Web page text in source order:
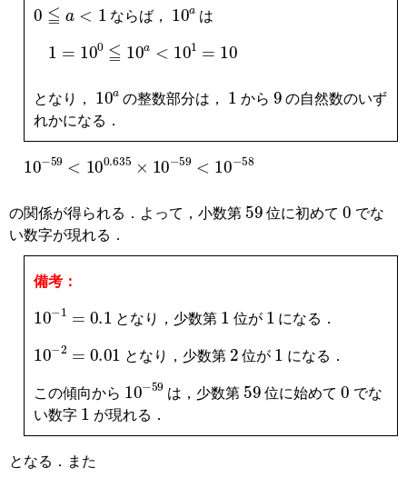
0 ≦a
ならば，
10a
は
1 10 0≦ 10 a< 1 =10
となり，
10a
の整数部分は，
1
から
9
の自然数のいず
れかになる．
10−59 100.635 ×10−59 <10−58
の関係が得られる．よって，小数第
59
位に初めて
0
でな
い数字が現れる．
備考：
10−1 0.1
となり，少数第
1
位が
1
になる．
10−2 0.01
となり，少数第
2
位が
1
になる．
この傾向から
10−59
は，少数第
59
位に始めて
0
でな
い数字
1
が現れる．
となる．また